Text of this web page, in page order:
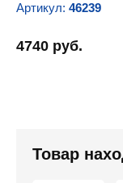
Артикул: 46239
4740 руб.
Товар